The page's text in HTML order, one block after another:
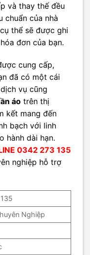
và thay thế đều
chuẩn của nhà
thể sẽ được ghi
đơn của bạn.
cung cấp,
đã có một cái
vụ cũng
áo trên thị
kết mang đến
bạch với linh
hành dài hạn.
0342 273 135
nghiệp hỗ trợ
Nghiệp